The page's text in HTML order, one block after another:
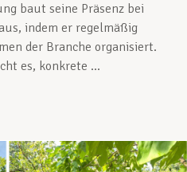
baut seine Präsenz bei
indem er regelmäßig
der Branche organisiert.
es, konkrete ...